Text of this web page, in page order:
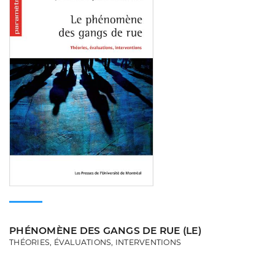
PHÉNOMÈNE DES GANGS DE RUE (LE)
THÉORIES, ÉVALUATIONS, INTERVENTIONS